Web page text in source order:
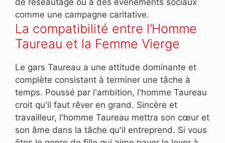
comme une campagne caritative.
La compatibilité entre l’Homme
Taureau et la Femme Vierge
Le gars Taureau a une attitude dominante et
complète consistant à terminer une tâche à
temps. Poussé par l'ambition, l'homme Taureau
croit qu'il faut rêver en grand. Sincère et
travailleur, l'homme Taureau mettra son cœur et
son âme dans la tâche qu'il entreprend. Si vous